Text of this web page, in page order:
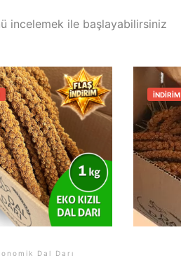
incelemek ile başlayabilirsiniz
Dal Darı
İNDIRIM